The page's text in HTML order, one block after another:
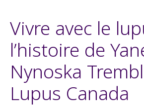
Vivre avec le
l’histoire de
Nynoska
Lupus Canada